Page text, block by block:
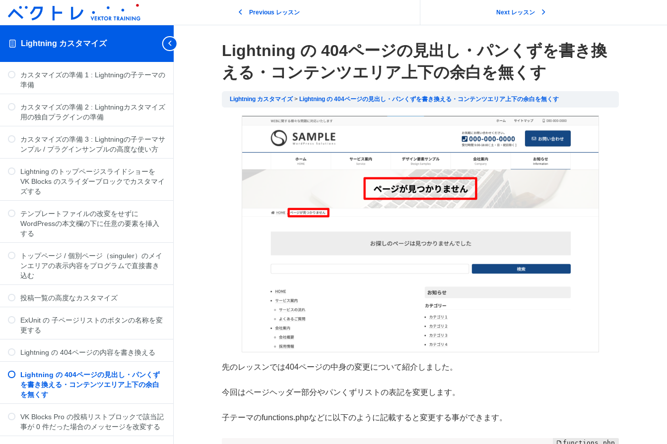
Lightning カスタマイズ
カスタマイズの準備 1 : Lightningの子テーマの
準備
カスタマイズの準備 2 : Lightningカスタマイズ
用の独自プラグインの準備
カスタマイズの準備 3 : Lightningの子テーマサ
ンプル / プラグインサンプルの高度な使い方
Lightning のトップページスライドショーを
VK Blocks のスライダーブロックでカスタマイ
ズする
テンプレートファイルの改変をせずに
WordPressの本文欄の下に任意の要素を挿入
する
トップページ / 個別ページ（singuler）のメイ
ンエリアの表示内容をプログラムで直接書き
込む
投稿一覧の高度なカスタマイズ
ExUnit の 子ページリストのボタンの名称を変
更する
Lightning の 404ページの内容を書き換える
Lightning の 404ページの見出し・パンくず
を書き換える・コンテンツエリア上下の余白
を無くす
VK Blocks Pro の投稿リストブロックで該当記
事が 0 件だった場合のメッセージを改変する
Previous レッスン Next レッスン
Lightning の 404ページの見出し・パンくずを書き換
える・コンテンツエリア上下の余白を無くす
Lightning カスタマイズ Lightning の 404ページの見出し・パンくずを書き換える・コンテンツエリア上下の余白を無くす
先のレッスンでは404ページの中身の変更について紹介しました。
今回はページヘッダー部分やパンくずリストの表記を変更します。
子テーマのfunctions.phpなどに以下のように記載すると変更する事ができます。